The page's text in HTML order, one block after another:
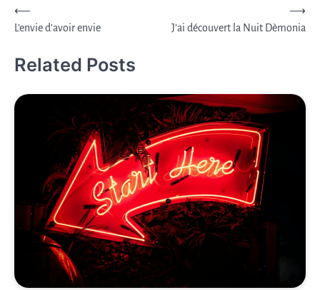
Post
navigation
⟵
L’envie d’avoir envie
J’ai découvert la Nuit Dèmonia
⟶
Related Posts